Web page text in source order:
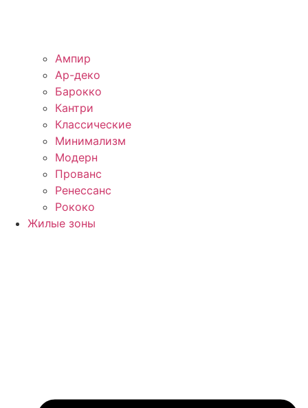
Ампир
Ар-деко
Барокко
Кантри
Классические
Минимализм
Модерн
Прованс
Ренессанс
Рококо
Жилые зоны